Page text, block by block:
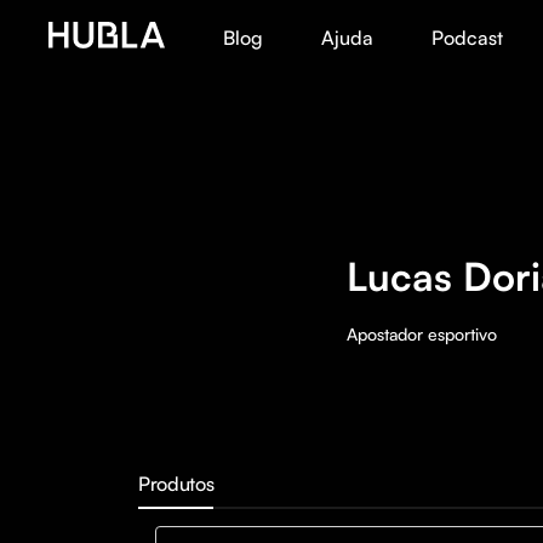
Blog Ajuda Podcast
Lucas
Apostador esportivo
Produtos